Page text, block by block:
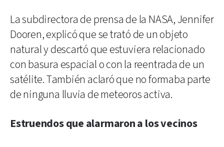
La subdirectora de prensa de la NASA, Jennifer
Dooren, explicó que se trató de un objeto
natural y descartó que estuviera relacionado
con basura espacial o con la reentrada de un
satélite. También aclaró que no formaba parte
de ninguna lluvia de meteoros activa.
Estruendos que alarmaron a los vecinos